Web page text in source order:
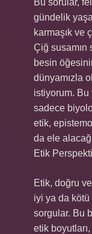
Bu sorular,
gündelik
karmaşık ve
Çiğ susamın
besin
dünyamızla
istiyorum. Bu
sadece
etik,
da ele
Etik
Etik, doğru
iyi ya da kötü
sorgular. Bu
etik